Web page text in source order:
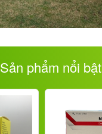
Sản phẩm nổi bật